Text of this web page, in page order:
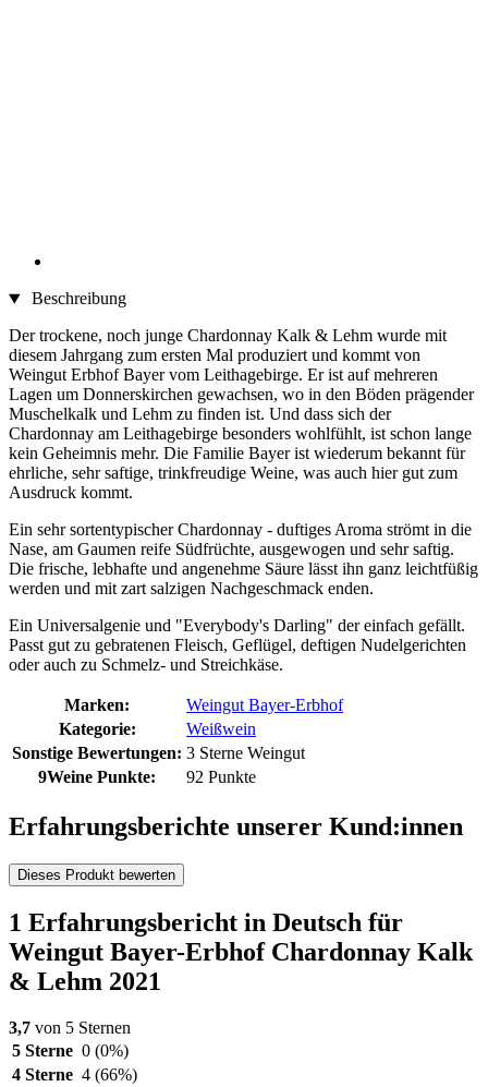
Beschreibung
Der trockene, noch junge Chardonnay Kalk & Lehm wurde mit
diesem Jahrgang zum ersten Mal produziert und kommt von
Weingut Erbhof Bayer vom Leithagebirge. Er ist auf mehreren
Lagen um Donnerskirchen gewachsen, wo in den Böden prägender
Muschelkalk und Lehm zu finden ist. Und dass sich der
Chardonnay am Leithagebirge besonders wohlfühlt, ist schon lange
kein Geheimnis mehr. Die Familie Bayer ist wiederum bekannt für
ehrliche, sehr saftige, trinkfreudige Weine, was auch hier gut zum
Ausdruck kommt.
Ein sehr sortentypischer Chardonnay - duftiges Aroma strömt in die
Nase, am Gaumen reife Südfrüchte, ausgewogen und sehr saftig.
Die frische, lebhafte und angenehme Säure lässt ihn ganz leichtfüßig
werden und mit zart salzigen Nachgeschmack enden.
Ein Universalgenie und "Everybody's Darling" der einfach gefällt.
Passt gut zu gebratenen Fleisch, Geflügel, deftigen Nudelgerichten
oder auch zu Schmelz- und Streichkäse.
Marken:
Weingut Bayer-Erbhof
Kategorie:
Weißwein
Sonstige Bewertungen: 3 Sterne Weingut
9Weine Punkte:
92 Punkte
Erfahrungsberichte unserer Kund:innen
Dieses Produkt bewerten
1 Erfahrungsbericht in Deutsch für
Weingut Bayer-Erbhof Chardonnay Kalk
& Lehm 2021
3,7 von 5 Sternen
5 Sterne 0 (0%)
4 Sterne 4 (66%)